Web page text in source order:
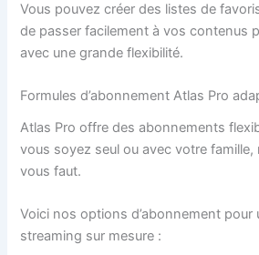
Vous pouvez créer des listes de
de passer facilement à vos contenus
avec une grande flexibilité.
Formules d’abonnement Atlas Pro
Atlas Pro offre des abonnements
vous soyez seul ou avec votre famille,
vous faut.
Voici nos options d’abonnement pour
streaming sur mesure :